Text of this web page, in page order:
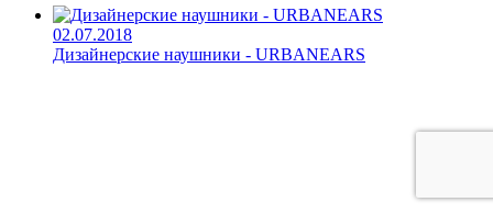
02.07.2018
Дизайнерские наушники - URBANEARS